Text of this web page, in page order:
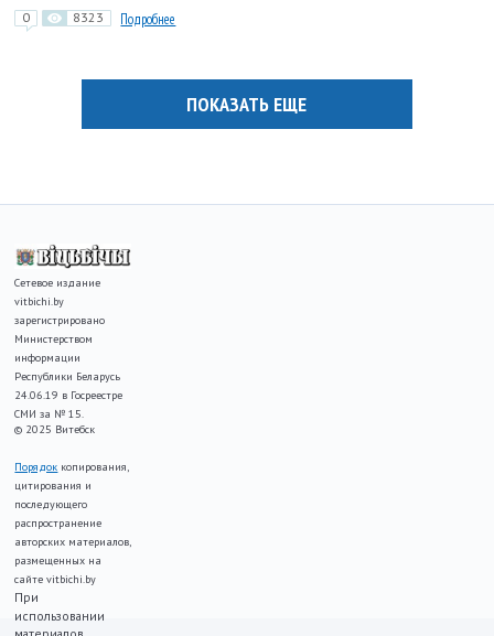
0 8323 Подробнее
ПОКАЗАТЬ ЕЩЕ
Сетевое издание
vitbichi.by
зарегистрировано
Министерством
информации
Республики Беларусь
24.06.19 в Госреестре
СМИ за № 15.
© 2025 Витебск
Порядок копирования,
цитирования и
последующего
распространение
авторских материалов,
размещенных на
сайте vitbichi.by
При
использовании